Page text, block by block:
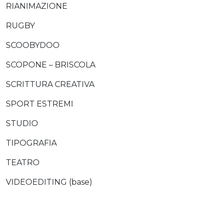
RIANIMAZIONE
RUGBY
SCOOBYDOO
SCOPONE – BRISCOLA
SCRITTURA CREATIVA
SPORT ESTREMI
STUDIO
TIPOGRAFIA
TEATRO
VIDEOEDITING (base)